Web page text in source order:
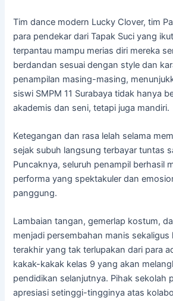
Tim dance modern Lucky Clover, tim
para pendekar dari Tapak Suci yang
terpantau mampu merias diri mereka
berdandan sesuai dengan style dan
penampilan masing-masing,
siswi SMPM 11 Surabaya tidak hanya
akademis dan seni, tetapi juga mandiri.
Ketegangan dan rasa lelah selama
sejak subuh langsung terbayar tuntas
Puncaknya, seluruh penampil berhasil
performa yang spektakuler dan
panggung.
Lambaian tangan, gemerlap kostum,
menjadi persembahan manis sekaligus
terakhir yang tak terlupakan dari para
kakak-kakak kelas 9 yang akan
pendidikan selanjutnya. Pihak sekolah
apresiasi setinggi-tingginya atas